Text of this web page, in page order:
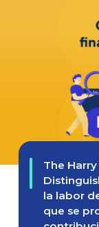
The
la labor
que se